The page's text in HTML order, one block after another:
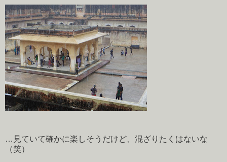
…見ていて確かに楽しそうだけど、混ざりたくはないな
（笑）